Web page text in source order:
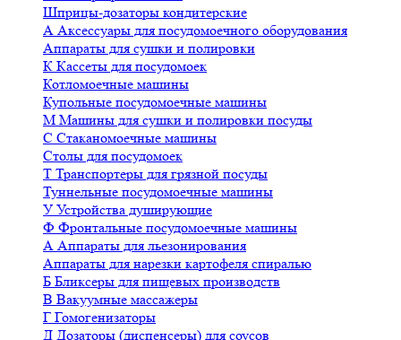
Шприцы-дозаторы кондитерские
А Аксессуары для посудомоечного оборудования
Аппараты для сушки и полировки
К Кассеты для посудомоек
Котломоечные машины
Купольные посудомоечные машины
М Машины для сушки и полировки посуды
С Стаканомоечные машины
Столы для посудомоек
Т Транспортеры для грязной посуды
Туннельные посудомоечные машины
У Устройства душирующие
Ф Фронтальные посудомоечные машины
А Аппараты для льезонирования
Аппараты для нарезки картофеля спиралью
Б Бликсеры для пищевых производств
В Вакуумные массажеры
Г Гомогенизаторы
Д Дозаторы (диспенсеры) для соусов